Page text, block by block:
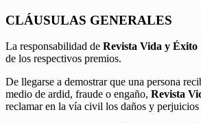
CLÁUSULAS GENERALES
La responsabilidad de Revista Vida y Éxito
de los respectivos premios.
De llegarse a demostrar que una persona
medio de ardid, fraude o engaño, Revista
reclamar en la vía civil los daños y perjuicios